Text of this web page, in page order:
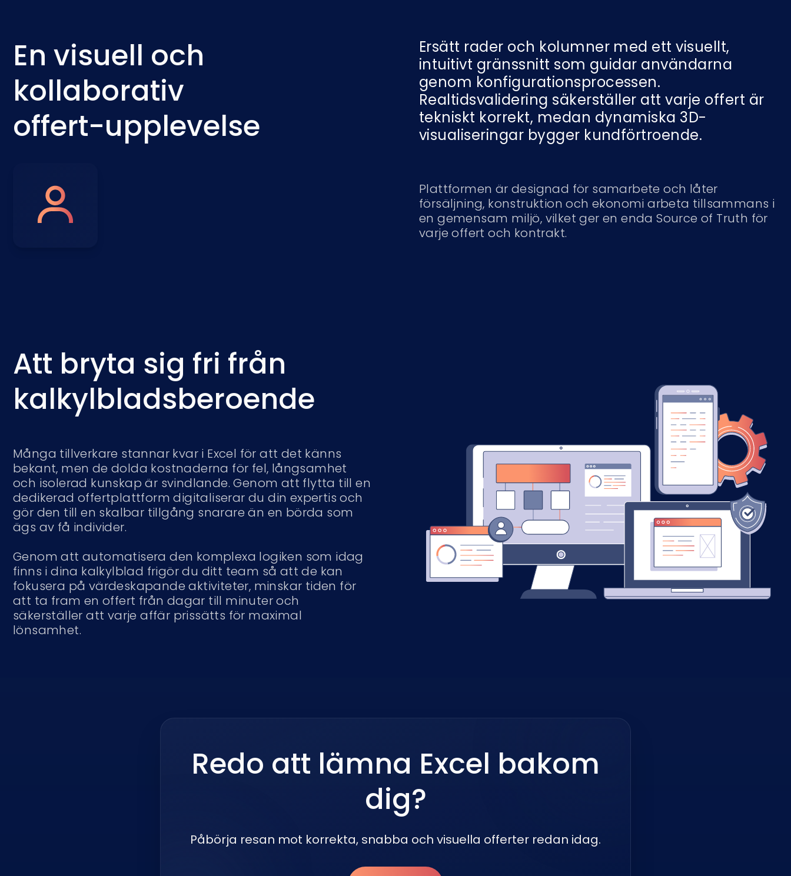
En visuell och
kollaborativ
offert-upplevelse
Ersätt rader och kolumner med ett visuellt,
intuitivt gränssnitt som guidar användarna
genom konfigurationsprocessen.
Realtidsvalidering säkerställer att varje offert är
tekniskt korrekt, medan dynamiska 3D-
visualiseringar bygger kundförtroende.
Plattformen är designad för samarbete och låter
försäljning, konstruktion och ekonomi arbeta tillsammans i
en gemensam miljö, vilket ger en enda Source of Truth för
varje offert och kontrakt.
Att bryta sig fri från
kalkylbladsberoende
Många tillverkare stannar kvar i Excel för att det känns
bekant, men de dolda kostnaderna för fel, långsamhet
och isolerad kunskap är svindlande. Genom att flytta till en
dedikerad offertplattform digitaliserar du din expertis och
gör den till en skalbar tillgång snarare än en börda som
ägs av få individer.
Genom att automatisera den komplexa logiken som idag
finns i dina kalkylblad frigör du ditt team så att de kan
fokusera på värdeskapande aktiviteter, minskar tiden för
att ta fram en offert från dagar till minuter och
säkerställer att varje affär prissätts för maximal
lönsamhet.
Redo att lämna Excel bakom
dig?
Påbörja resan mot korrekta, snabba och visuella offerter redan idag.